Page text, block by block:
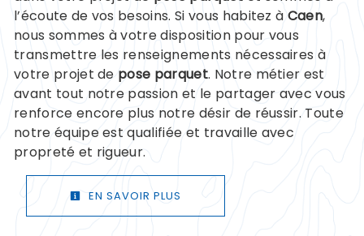
l’écoute de vos besoins. Si vous habitez à Caen,
nous sommes à votre disposition pour vous
transmettre les renseignements nécessaires à
votre projet de pose parquet. Notre métier est
avant tout notre passion et le partager avec vous
renforce encore plus notre désir de réussir. Toute
notre équipe est qualifiée et travaille avec
propreté et rigueur.
EN SAVOIR PLUS